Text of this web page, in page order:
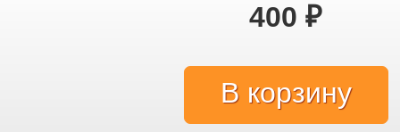
400 ₽